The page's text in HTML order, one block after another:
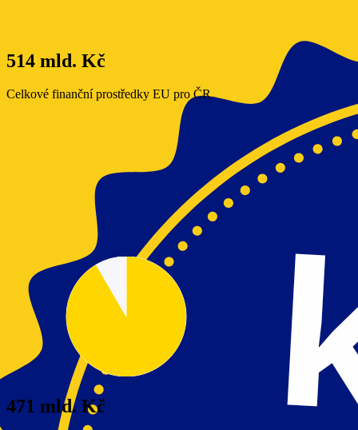
514 mld. Kč
Celkové finanční prostředky EU pro ČR
471 mld. Kč